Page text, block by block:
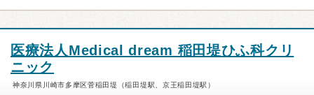
医療法人Medical dream 稲田堤ひふ科クリ
ニック
神奈川県川崎市多摩区菅稲田堤（稲田堤駅、京王稲田堤駅）